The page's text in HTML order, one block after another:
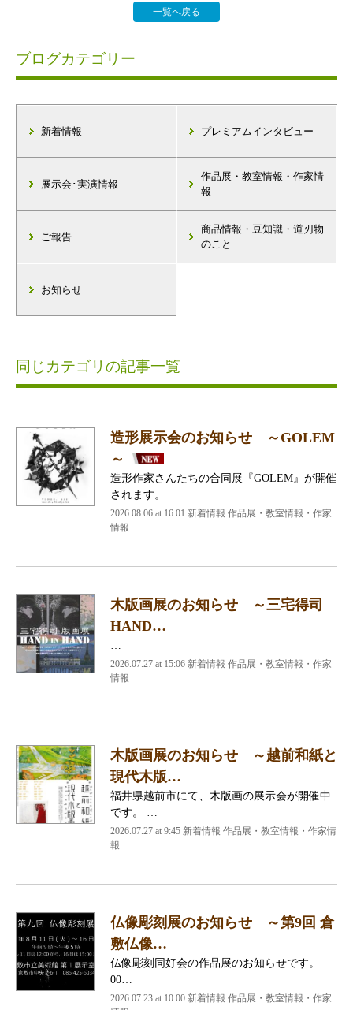
一覧へ戻る
ブログカテゴリー
新着情報 プレミアムインタビュー
展示会･実演情報
作品展・教室情報・作家情
報
ご報告
商品情報・豆知識・道刃物
のこと
お知らせ
同じカテゴリの記事一覧
造形展示会のお知らせ ～GOLEM
～
造形作家さんたちの合同展『GOLEM』が開催
されます。 …
2026.08.06 at 16:01 新着情報 作品展・教室情報・作家
情報
木版画展のお知らせ ～三宅得司
HAND…
2026.07.27 at 15:06 新着情報 作品展・教室情報・作家
情報
木版画展のお知らせ ～越前和紙と
現代木版…
福井県越前市にて、木版画の展示会が開催中
です。 …
2026.07.27 at 9:45 新着情報 作品展・教室情報・作家情
報
仏像彫刻展のお知らせ ～第9回 倉
敷仏像…
仏像彫刻同好会の作品展のお知らせです。
00…
2026.07.23 at 10:00 新着情報 作品展・教室情報・作家